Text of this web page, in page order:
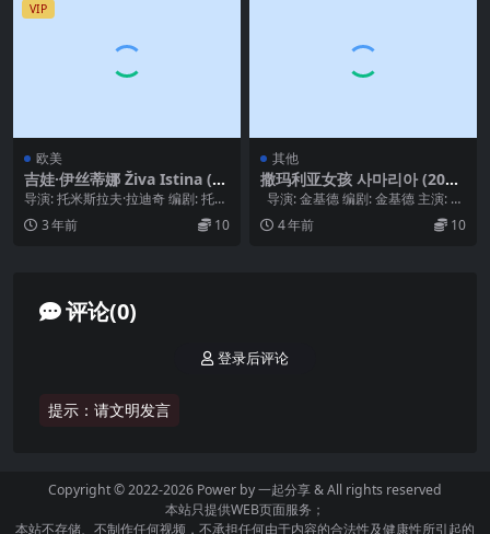
VIP
欧美
吉娃·伊丝蒂娜 Živa Istina (19
72)
导演: 托米斯拉夫·拉迪奇 编剧: 托米
斯拉夫·拉迪奇 类型: 传记 制片国
家/...3 年前 10
其他
撒玛利亚女孩 사마리아 (200
4)
导演: 金基德 编剧: 金基德 主演: 韩
业云 / 郭智敏 / 李...
4 年前 10
评论(0)
提示：请文明发言
登录后评论
Copyright © 2022-2026 Power by一起分享& All rights reserved
本站只提供WEB页面服务；
本站不存储、不制作任何视频，不承担任何由于内容的合法性及健康性所引起的